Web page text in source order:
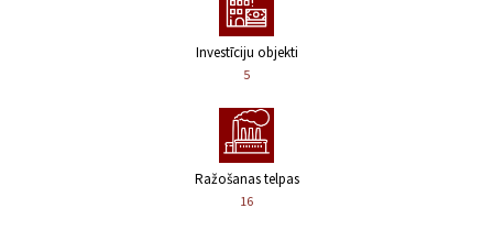
Investīciju objekti
5
Ražošanas telpas
16